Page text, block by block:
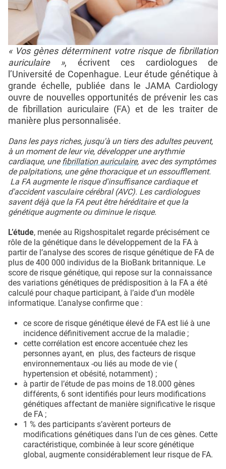
« Vos gènes déterminent votre risque de fibrillation
auriculaire », écrivent ces cardiologues de
l’Université de Copenhague. Leur étude génétique à
grande échelle, publiée dans le JAMA Cardiology
ouvre de nouvelles opportunités de prévenir les cas
de fibrillation auriculaire (FA) et de les traiter de
manière plus personnalisée.
Dans les pays riches, jusqu'à un tiers des adultes peuvent,
à un moment de leur vie, développer une arythmie
cardiaque, unefibrillation auriculaire, avec des symptômes
de palpitations, une gêne thoracique et un essoufflement.
La FA augmente le risque d'insuffisance cardiaque et
d'accident vasculaire cérébral (AVC). Les cardiologues
savent déjà que la FA peut être héréditaire et que la
génétique augmente ou diminue le risque.
L’étude, menée au Rigshospitalet regarde précisément ce
rôle de la génétique dans le développement de la FA à
partir de l’analyse des scores de risque génétique de FA de
plus de 400 000 individus de la BioBank britannique. Le
score de risque génétique, qui repose sur la connaissance
des variations génétiques de prédisposition à la FA a été
calculé pour chaque participant, à l’aide d’un modèle
informatique. L’analyse confirme que :
ce score de risque génétique élevé de FA est lié à une
incidence définitivement accrue de la maladie ;
cette corrélation est encore accentuée chez les
personnes ayant, en plus, des facteurs de risque
environnementaux -ou liés au mode de vie (
hypertension et obésité, notamment) ;
à partir de l’étude de pas moins de 18.000 gènes
différents, 6 sont identifiés pour leurs modifications
génétiques affectant de manière significative le risque
de FA ;
1 % des participants s’avèrent porteurs de
modifications génétiques dans l'un de ces gènes. Cette
caractéristique, combinée à leur score génétique
global, augmente considérablement leur risque de FA.